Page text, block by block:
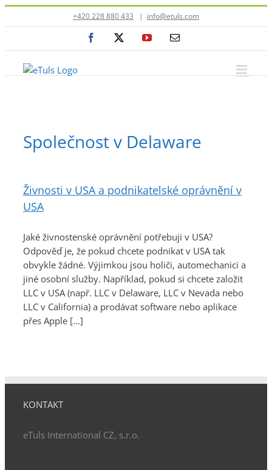
na
+420 228 880 433 | info@etuls.com
Facebook YouTubeE-
Společnost v Delaware
Živnosti v USA a podnikatelské oprávnění v
USA
Jaké živnostenské oprávnění potřebuji v USA?
Odpověď je, že pokud chcete podnikat v USA tak
obvykle žádné. Výjimkou jsou holiči, automechanici a
jiné osobní služby. Například, pokud si chcete založit
LLC v USA (např. LLC v Delaware, LLC v Nevada nebo
LLC v California) a prodávat software nebo aplikace
přes Apple [...]
KONTAKT
eTuls International CZ, s.r.o.